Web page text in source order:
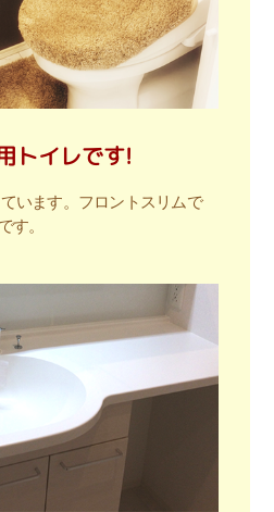
トイレです!
います。フロントスリムで
す。